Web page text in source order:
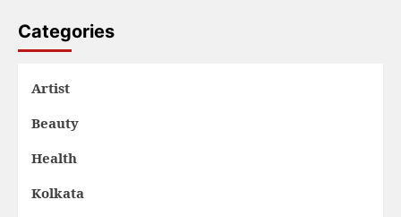
Categories
Artist
Beauty
Health
Kolkata